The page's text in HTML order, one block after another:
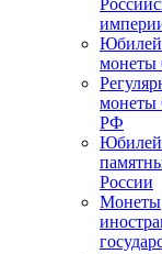
РФ
России
Монеты